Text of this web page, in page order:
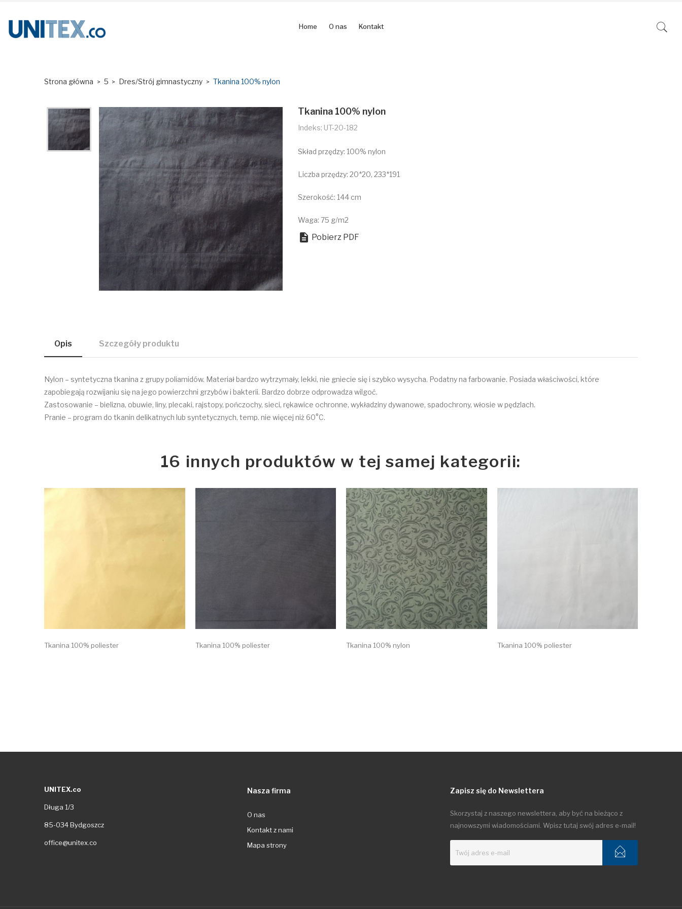
Home O nas Kontakt
Strona główna 5 Dres/Strój gimnastyczny Tkanina 100% nylon
Tkanina 100% nylon
Indeks: UT-20-182
Skład przędzy: 100% nylon
Liczba przędzy: 20*20, 233*191
Szerokość: 144 cm
Waga: 75 g/m2
 Pobierz PDF
Opis Szczegóły produktu
Nylon – syntetyczna tkanina z grupy poliamidów. Materiał bardzo wytrzymały, lekki, nie gniecie się i szybko wysycha. Podatny na farbowanie. Posiada właściwości, które
zapobiegają rozwijaniu się na jego powierzchni grzybów i bakterii. Bardzo dobrze odprowadza wilgoć.
Zastosowanie – bielizna, obuwie, liny, plecaki, rajstopy, pończochy, sieci, rękawice ochronne, wykładziny dywanowe, spadochrony, włosie w pędzlach.
Pranie – program do tkanin delikatnych lub syntetycznych, temp. nie więcej niż 60°C.
16 innych produktów w tej samej kategorii:
Tkanina 100% poliester Tkanina 100% poliester Tkanina 100% nylon Tkanina 100% poliester
UNITEX.co
Długa 1/3
85-034 Bydgoszcz
office@unitex.co
Nasza firma
O nas
Kontakt z nami
Mapa strony
Zapisz się do Newslettera
Skorzystaj z naszego newslettera, aby być na bieżąco z
najnowszymi wiadomościami. Wpisz tutaj swój adres e-mail!